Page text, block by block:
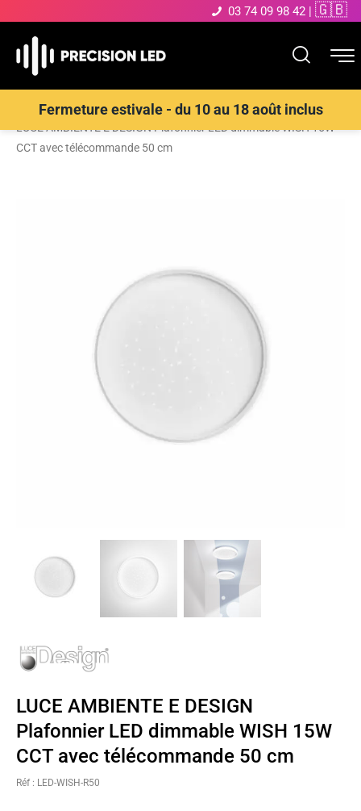
03 74 09 98 42 | 🇬🇧
Fermeture estivale - du 10 au 18 août inclus
Accueil>Boutique>ECLAIRAGE INTERIEUR LED>Plafonnier>
LUCE AMBIENTE E DESIGN Plafonnier LED dimmable WISH 15W
CCT avec télécommande 50 cm
LUCE AMBIENTE E DESIGN
Plafonnier LED dimmable WISH 15W
CCT avec télécommande 50 cm
Réf : LED-WISH-R50